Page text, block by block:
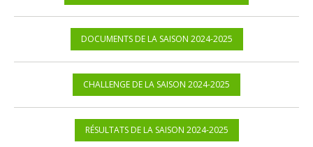
DOCUMENTS DE LA SAISON 2024-2025
CHALLENGE DE LA SAISON 2024-2025
RÉSULTATS DE LA SAISON 2024-2025